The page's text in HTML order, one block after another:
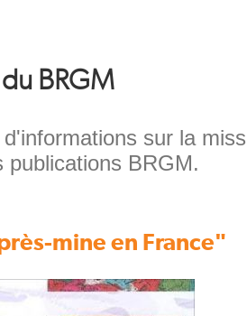
BRGM
sur la
publications BRGM.
mine en France"